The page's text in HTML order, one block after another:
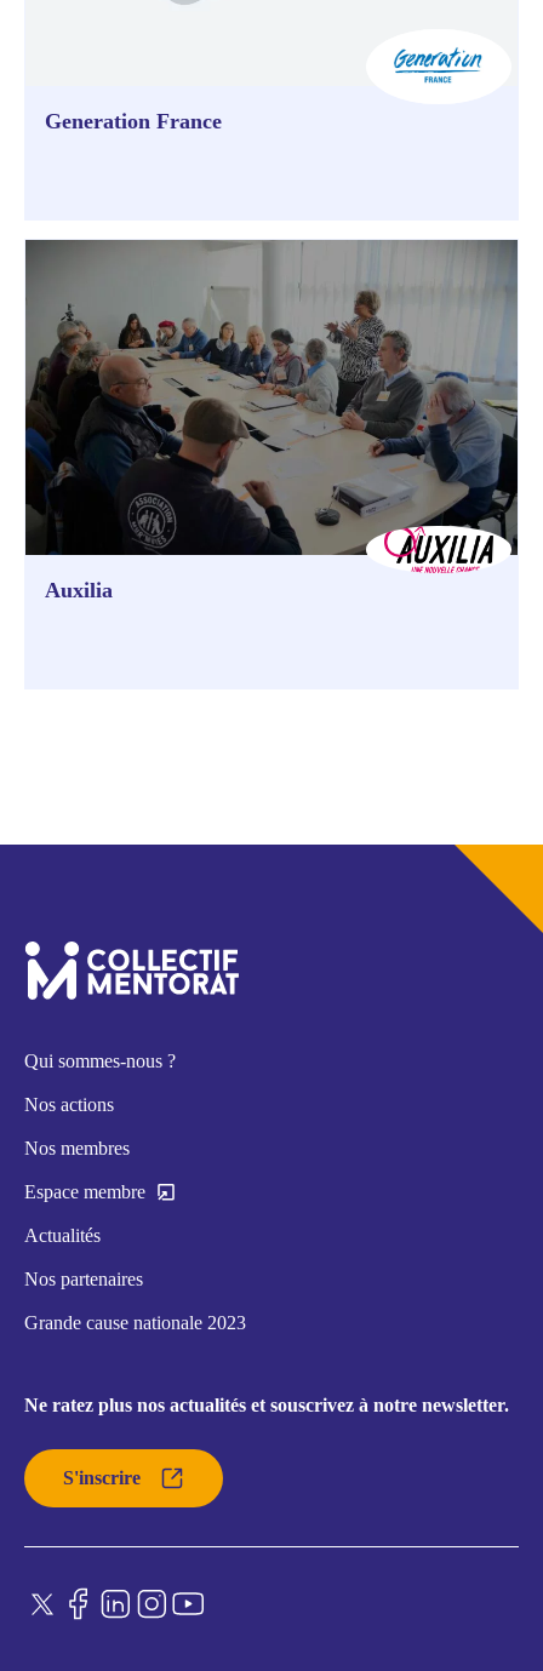
Generation France
Auxilia
Qui sommes-nous ?
Nos actions
Nos membres
Espace membre
Actualités
Nos partenaires
Grande cause nationale 2023
Ne ratez plus nos actualités et souscrivez à notre newsletter.
S'inscrire